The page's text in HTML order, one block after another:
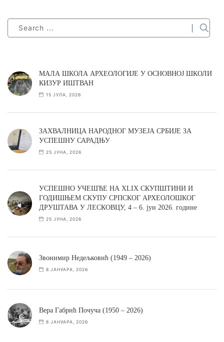
МАЛА ШКОЛА АРХЕОЛОГИЈЕ У ОСНОВНОЈ ШКОЛИ
КИЗУР ИШТВАН
15 ЈУЛА, 2026
ЗАХВАЛНИЦА НАРОДНОГ МУЗЕЈА СРБИЈЕ ЗА
УСПЕШНУ САРАДЊУ
25 ЈУНА, 2026
УСПЕШНО УЧЕШЋЕ НА XLIX СКУПШТИНИ И
ГОДИШЊЕМ СКУПУ СРПСКОГ АРХЕОЛОШКОГ
ДРУШТАВА У ЛЕСКОВЦУ, 4 – 6. јун 2026. године
25 ЈУНА, 2026
Звонимир Недељковић (1949 – 2026)
8 ЈАНУАРА, 2026
Вера Габрић Почуча (1950 – 2026)
8 ЈАНУАРА, 2026